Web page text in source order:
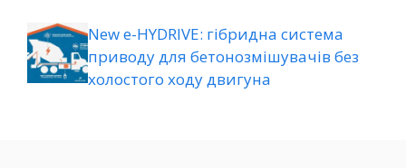
New e-HYDRIVE: гібридна система
приводу для бетонозмішувачів без
холостого ходу двигуна